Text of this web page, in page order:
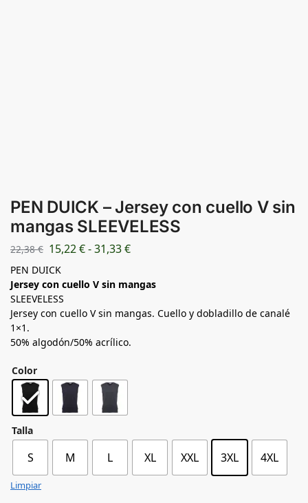
PEN DUICK – Jersey con cuello V sin
mangas SLEEVELESS
22,38€ 15,22€-31,33€
PEN DUICK
Jersey con cuello V sin mangas
SLEEVELESS
Jersey con cuello V sin mangas. Cuello y dobladillo de canalé
1×1.
50% algodón/50% acrílico.
Color
Talla
S M L XL XXL 3XL 4XL
Limpiar